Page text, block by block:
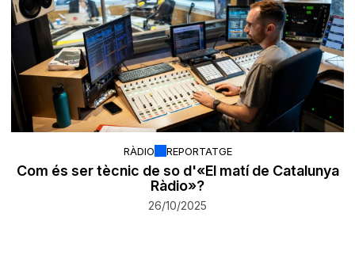
RÀDIO REPORTATGE
Com és ser tècnic de so d'«El matí de Catalunya
Ràdio»?
26/10/2025